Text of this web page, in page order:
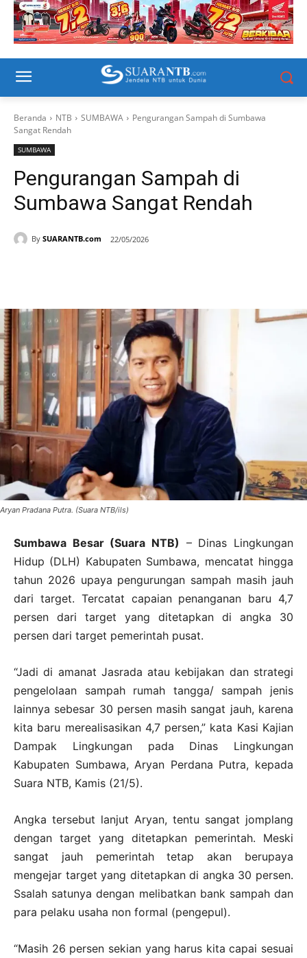
Beranda NTB SUMBAWA
Pengurangan Sampah di Sumbawa
Sangat Rendah
SUMBAWA
Pengurangan Sampah di
Sumbawa Sangat Rendah
By SUARANTB.com 22/05/2026
Aryan Pradana Putra. (Suara NTB/ils)
Sumbawa Besar (Suara NTB) – Dinas Lingkungan
Hidup (DLH) Kabupaten Sumbawa, mencatat hingga
tahun 2026 upaya pengurungan sampah masih jauh
dari target. Tercatat capaian penanganan baru 4,7
persen dari target yang ditetapkan di angka 30
persen dari target pemerintah pusat.
“Jadi di amanat Jasrada atau kebijakan dan strategi
pengelolaan sampah rumah tangga/ sampah jenis
lainnya sebesar 30 persen masih sangat jauh, karena
kita baru merealisasikan 4,7 persen,” kata Kasi Kajian
Dampak Lingkungan pada Dinas Lingkungan
Kabupaten Sumbawa, Aryan Perdana Putra, kepada
Suara NTB, Kamis (21/5).
Angka tersebut lanjut Aryan, tentu sangat jomplang
dengan target yang ditetapkan pemerintah. Meski
sangat jauh pemerintah tetap akan berupaya
mengejar target yang ditetapkan di angka 30 persen.
Ssalah satunya dengan melibatkan bank sampah dan
para pelaku usaha non formal (pengepul).
“Masih 26 persen sekian yang harus kita capai sesuai